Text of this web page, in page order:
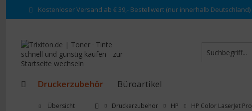
Kostenloser Versand ab € 39,- Bestellwert (nur innerhalb Deutschland)
Druckerzubehör Büroartikel
Übersicht Druckerzubehör HP HP Color LaserJet Pro